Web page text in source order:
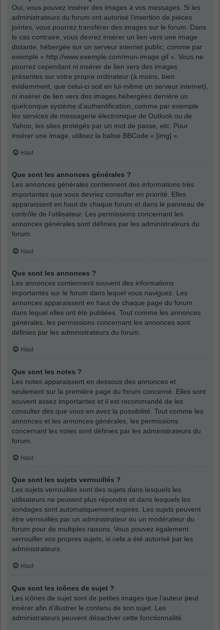
Oui, vous pouvez insérer des images à vos messages. Si les
administrateurs du forum ont autorisé l’insertion de pièces
jointes, vous pourrez transférer des images sur le forum. Dans
le cas contraire, vous devrez insérer un lien vers une image
distante, hébergée sur un serveur internet public, comme par
exemple « http://www.exemple.com/mon-image.gif ». Vous ne
pourrez cependant ni insérer de lien vers des images
présentes sur votre propre ordinateur (à moins, bien
évidemment, que celui-ci soit en lui-même un serveur internet),
ni insérer de lien vers des images hébergées derrière un
quelconque système d’authentification, comme par exemple
les services de messagerie électronique de Outlook ou de
Yahoo, les sites protégés par un mot de passe, etc. Pour
insérer une image, utilisez la balise BBCode « [img] ».
Haut
Que sont les annonces générales ?
Les annonces générales contiennent des informations très
importantes que vous devriez consulter en priorité. Elles
apparaissent en haut de chaque forum et dans le panneau de
contrôle de l’utilisateur. Les permissions concernant les
annonces générales sont définies par les administrateurs du
forum.
Haut
Que sont les annonces ?
Les annonces contiennent souvent des informations
importantes sur le forum dans lequel vous naviguez. Les
annonces apparaissent en haut de chaque page du forum
dans lequel elles ont été publiées. Tout comme les annonces
générales, les permissions concernant les annonces sont
définies par les administrateurs du forum.
Haut
Que sont les notes ?
Les notes apparaissent en dessous des annonces et
seulement sur la première page du forum concerné. Elles sont
souvent assez importantes et il est recommandé de les
consulter dès que vous en avez la possibilité. Tout comme les
annonces et les annonces générales, les permissions
concernant les notes sont définies par les administrateurs du
forum.
Haut
Que sont les sujets verrouillés ?
Les sujets verrouillés sont des sujets dans lesquels les
utilisateurs ne peuvent plus répondre et dans lesquels les
sondages sont automatiquement expirés. Les sujets peuvent
être verrouillés par un administrateur ou un modérateur du
forum pour de multiples raisons. Vous pouvez également
verrouiller vos propres sujets, si cela a été autorisé par les
administrateurs.
Haut
Que sont les icônes de sujet ?
Les icônes de sujet sont de petites images que l’auteur peut
insérer afin d’illustrer le contenu de son sujet. Les
administrateurs peuvent désactiver cette fonctionnalité.